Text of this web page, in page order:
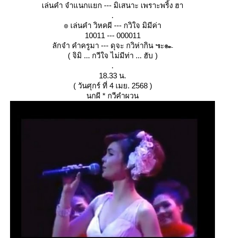
เล่นคำ จำแนกแยก --- มิเสนาะ เพราะพริ้ง ฮา
.
๏ เล่นคำ วิหคผี --- กวิใจ มิมีค่า
10011 --- 000011
ลักจำ คำครูมา --- ดุจะ กวิห่ากิน ๚ะ๛
( จิมิ ... กวีใจ ไม่มีท่า ... ฮับ )
.
18.33 น.
( วันศุกร์ ที่ 4 เมย. 2568 )
นกผี * กวีคำผวน